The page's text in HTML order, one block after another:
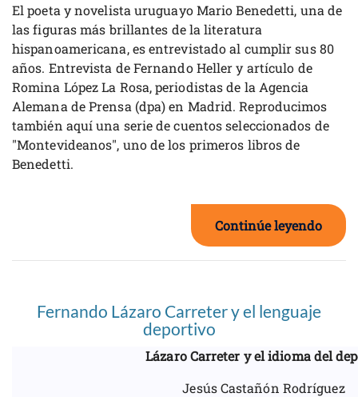
El poeta y novelista uruguayo Mario Benedetti, una de
las figuras más brillantes de la literatura
hispanoamericana, es entrevistado al cumplir sus 80
años. Entrevista de Fernando Heller y artículo de
Romina López La Rosa, periodistas de la Agencia
Alemana de Prensa (dpa) en Madrid. Reproducimos
también aquí una serie de cuentos seleccionados de
"Montevideanos", uno de los primeros libros de
Benedetti.
Continúe leyendo
Fernando Lázaro Carreter y el lenguaje
deportivo
Lázaro Carreter y el idioma del
Jesús Castañón Rodríguez